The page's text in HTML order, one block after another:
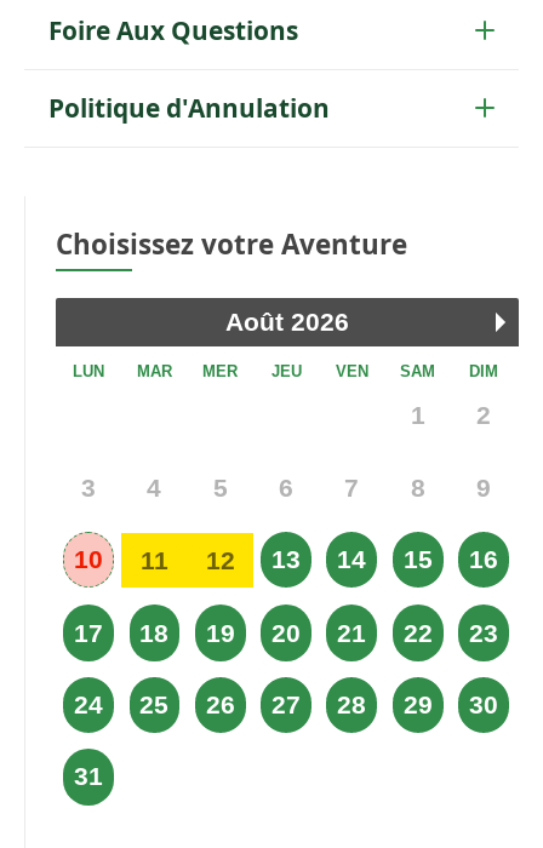
Foire Aux Questions
Politique d'Annulation
Choisissez votre Aventure